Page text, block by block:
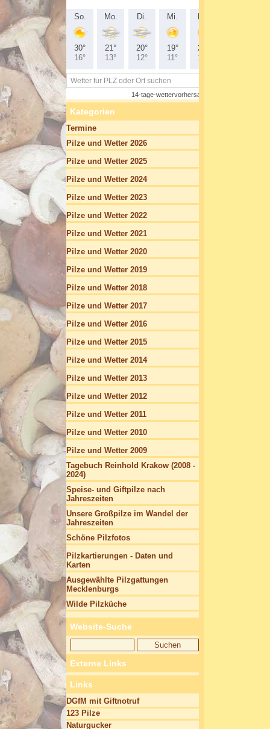
Kategorien
Termine
Pilze und Wetter 2026
Pilze und Wetter 2025
Pilze und Wetter 2024
Pilze und Wetter 2023
Pilze und Wetter 2022
Pilze und Wetter 2021
Pilze und Wetter 2020
Pilze und Wetter 2019
Pilze und Wetter 2018
Pilze und Wetter 2017
Pilze und Wetter 2016
Pilze und Wetter 2015
Pilze und Wetter 2014
Pilze und Wetter 2013
Pilze und Wetter 2012
Pilze und Wetter 2011
Pilze und Wetter 2010
Pilze und Wetter 2009
Tagebuch Reinhold Krakow (2008 -
2024)
Speise- und Giftpilze nach
Jahreszeiten
Unsere Großpilze im Wandel der
Jahreszeiten
Schöne Pilzfotos
Pilzkartierungen - Daten und
Karten
Ausgewählte Pilzgattungen
Mecklenburgs
Wilde Pilzküche
Website-Suche
Externe Links
Links
DGfM mit Giftnotruf
123 Pilze
Naturgucker